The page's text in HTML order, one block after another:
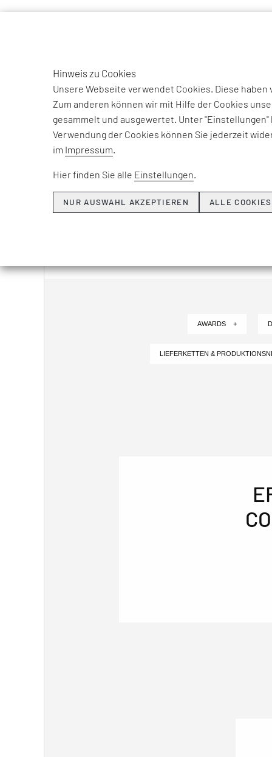
Beiträge und
AWARDS +
LIEFERKETTEN &
Hinweis zu Cookies
Unsere Webseite verwendet Cookies. Diese
Zum anderen können wir mit Hilfe der Cookies
gesammelt und ausgewertet. Unter
Verwendung der Cookies können Sie jederzeit
im Impressum.
Hier finden Sie alle Einstellungen.
NUR AUSWAHL AKZEPTIEREN ALLE